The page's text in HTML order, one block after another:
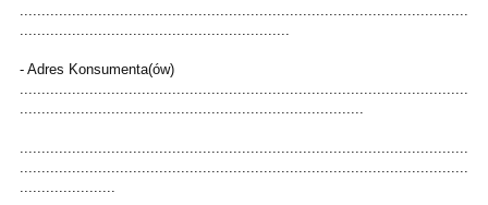
- Adres Konsumenta(ów)